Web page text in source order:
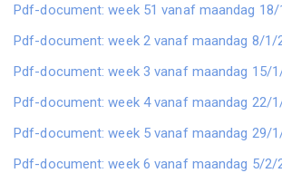
Pdf-document: week 51 vanaf maandag
Pdf-document: week 2 vanaf maandag 8/1/
Pdf-document: week 3 vanaf maandag 15/
Pdf-document: week 4 vanaf maandag 22/
Pdf-document: week 5 vanaf maandag 29/
Pdf-document: week 6 vanaf maandag 5/2/